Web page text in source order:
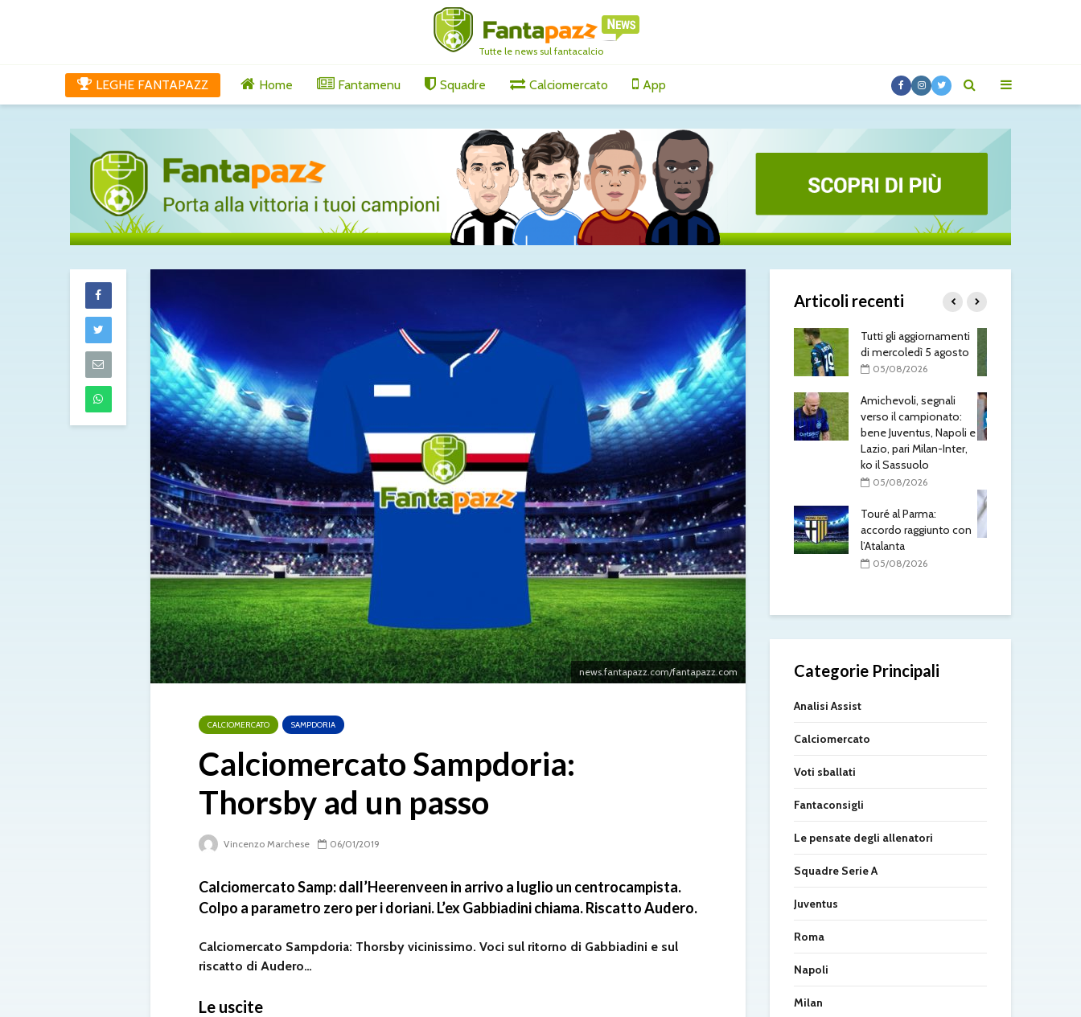
Tutte le news sul fantacalcio
LEGHE FANTAPAZZ Home Fantamenu Squadre Calciomercato App
news.fantapazz.com/fantapazz.com
CALCIOMERCATO SAMPDORIA
Calciomercato Sampdoria:
Thorsby ad un passo
Vincenzo Marchese 06/01/2019
Calciomercato Samp: dall’Heerenveen in arrivo a luglio un centrocampista.
Colpo a parametro zero per i doriani. L’ex Gabbiadini chiama. Riscatto Audero.
Calciomercato Sampdoria: Thorsby vicinissimo. Voci sul ritorno di Gabbiadini e sul
riscatto di Audero…
Le uscite
Articoli recenti
Molina alla Roma: è
Napoli: Lukaku non si
presenta e Gutierrez è
un giocatore del
Leverkusen
05/08/2026
Mastantuono alla
Fiorentina, affare fatto:
il Real Madrid dà il via
libera
05/08/2026
Roma, Molina sempre
più vicino: accordo con
Robinson: arriva in
prestito dal
Southampton
05/08/2026
De Bruyne al centro del
progetto, Lukaku saluta:
intanto il mercato
05/08/2026
Tutti gli aggiornamenti
di mercoledì 5 agosto
05/08/2026
Amichevoli, segnali
verso il campionato:
bene Juventus, Napoli e
Lazio, pari Milan-Inter,
ko il Sassuolo
05/08/2026
Touré al Parma:
accordo raggiunto con
l’Atalanta
05/08/2026
Molina alla Roma: è
fatta
05/08/2026
Napoli: Lukaku non si
presenta e Gutierrez è
un giocatore del
Leverkusen
05/08/2026
Fiorentina, affare fatto:
il Real Madrid dà il via
libera
05/08/2026
Categorie Principali
Analisi Assist
Calciomercato
Voti sballati
Fantaconsigli
Le pensate degli allenatori
Squadre Serie A
Juventus
Roma
Napoli
Milan